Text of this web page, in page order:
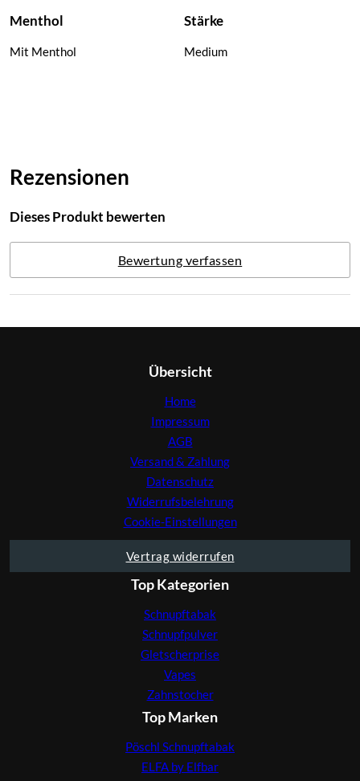
Menthol
Mit Menthol
Stärke
Medium
Rezensionen
Dieses Produkt bewerten
Bewertung verfassen
Übersicht
Home
Impressum
AGB
Versand & Zahlung
Datenschutz
Widerrufsbelehrung
Cookie-Einstellungen
Vertrag widerrufen
Top Kategorien
Schnupftabak
Schnupfpulver
Gletscherprise
Vapes
Zahnstocher
Top Marken
Pöschl Schnupftabak
ELFA by Elfbar